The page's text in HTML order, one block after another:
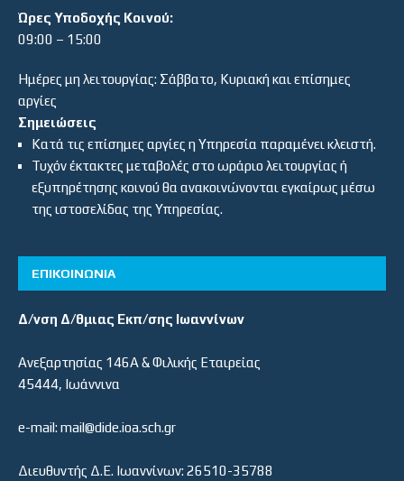
Ώρες Υποδοχής Κοινού:
09:00 – 15:00
Ημέρες μη λειτουργίας: Σάββατο, Κυριακή και επίσημες
αργίες
Σημειώσεις
Κατά τις επίσημες αργίες η Υπηρεσία παραμένει κλειστή.
Τυχόν έκτακτες μεταβολές στο ωράριο λειτουργίας ή
εξυπηρέτησης κοινού θα ανακοινώνονται εγκαίρως μέσω
της ιστοσελίδας της Υπηρεσίας.
ΕΠΙΚΟΙΝΩΝΙΑ
Δ/νση Δ/θμιας Εκπ/σης Ιωαννίνων
Ανεξαρτησίας 146Α & Φιλικής Εταιρείας
45444, Ιωάννινα
e-mail: mail@dide.ioa.sch.gr
Διευθυντής Δ.Ε. Ιωαννίνων: 26510-35788